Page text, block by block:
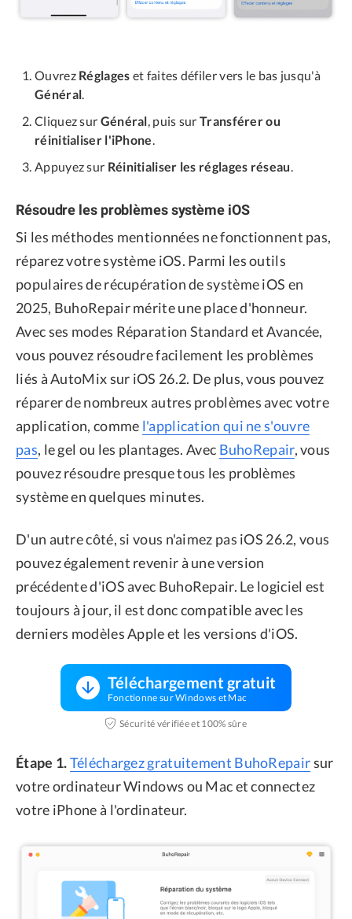
Ouvrez Réglages et faites défiler vers le bas jusqu'à
Général.
Cliquez sur Général, puis surTransférer ou
réinitialiser l'iPhone.
Appuyez sur Réinitialiser les réglages réseau.
Résoudre les problèmes système iOS
Si les méthodes mentionnées ne fonctionnent pas,
réparez votre système iOS. Parmi les outils
populaires de récupération de système iOS en
2025, BuhoRepair mérite une place d'honneur.
Avec ses modes Réparation Standard et Avancée,
vous pouvez résoudre facilement les problèmes
liés à AutoMix sur iOS 26.2. De plus, vous pouvez
réparer de nombreux autres problèmes avec votre
application, comme l'application qui ne s'ouvre
pas, le gel ou les plantages. Avec BuhoRepair, vous
pouvez résoudre presque tous les problèmes
système en quelques minutes.
D'un autre côté, si vous n'aimez pas iOS 26.2, vous
pouvez également revenir à une version
précédente d'iOS avec BuhoRepair. Le logiciel est
toujours à jour, il est donc compatible avec les
derniers modèles Apple et les versions d'iOS.
Téléchargement gratuit
Fonctionne sur Windows et Mac
Sécurité vérifiée et 100% sûre
Étape 1.Téléchargez gratuitement BuhoRepairsur
votre ordinateur Windows ou Mac et connectez
votre iPhone à l'ordinateur.